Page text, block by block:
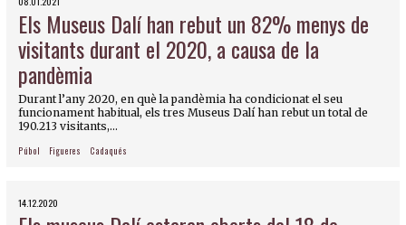
Els Museus Dalí han rebut un 82% menys de
visitants durant el 2020, a causa de la
pandèmia
Durant l’any 2020, en què la pandèmia ha condicionat el seu
funcionament habitual, els tres Museus Dalí han rebut un total de
190.213 visitants,...
Púbol Figueres Cadaqués
14.12.2020